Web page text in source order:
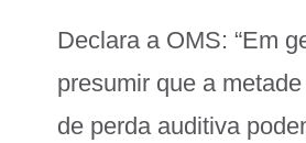
Declara a OMS: “Em
presumir que a
de perda auditiva